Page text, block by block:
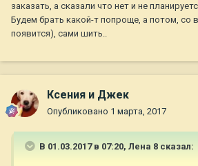
заказать, а сказали что нет и не
Будем брать какой-т попроще, а потом, со
появится), сами шить..
Ксения и Джек
Опубликовано 1 марта, 2017
В 01.03.2017 в 07:20, Лена 8 сказал: